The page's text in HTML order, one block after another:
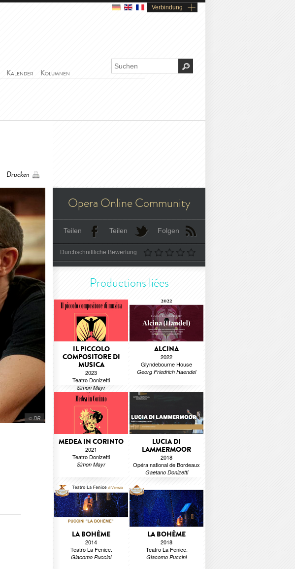
Verbindung
Kalender Kolumnen
Drucken
© DR
Opera Online Community
Teilen Teilen Folgen
Durchschnittliche Bewertung
Productions liées
IL PICCOLO
COMPOSITORE DI
MUSICA
2023
Teatro Donizetti
Simon Mayr
ALCINA
2022
Glyndebourne House
Georg Friedrich Haendel
MEDEA IN CORINTO
2021
Teatro Donizetti
Simon Mayr
LUCIA DI
LAMMERMOOR
2018
Opéra national de Bordeaux
Gaetano Donizetti
LA BOHÈME
2014
Teatro La Fenice.
Giacomo Puccini
LA BOHÈME
2018
Teatro La Fenice.
Giacomo Puccini